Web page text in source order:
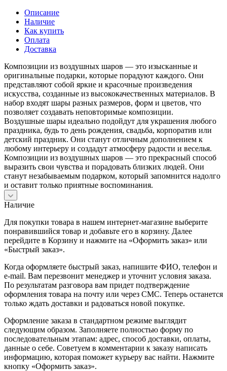
Описание
Наличие
Как купить
Оплата
Доставка
Композиции из воздушных шаров — это изысканные и
оригинальные подарки, которые порадуют каждого. Они
представляют собой яркие и красочные произведения
искусства, созданные из высококачественных материалов. В
набор входят шары разных размеров, форм и цветов, что
позволяет создавать неповторимые композиции.
Воздушные шары идеально подойдут для украшения любого
праздника, будь то день рождения, свадьба, корпоратив или
детский праздник. Они станут отличным дополнением к
любому интерьеру и создадут атмосферу радости и веселья.
Композиции из воздушных шаров — это прекрасный способ
выразить свои чувства и порадовать близких людей. Они
станут незабываемым подарком, который запомнится надолго
и оставит только приятные воспоминания.
Наличие
Для покупки товара в нашем интернет-магазине выберите
понравившийся товар и добавьте его в корзину. Далее
перейдите в Корзину и нажмите на «Оформить заказ» или
«Быстрый заказ».
Когда оформляете быстрый заказ, напишите ФИО, телефон и
e-mail. Вам перезвонит менеджер и уточнит условия заказа.
По результатам разговора вам придет подтверждение
оформления товара на почту или через СМС. Теперь останется
только ждать доставки и радоваться новой покупке.
Оформление заказа в стандартном режиме выглядит
следующим образом. Заполняете полностью форму по
последовательным этапам: адрес, способ доставки, оплаты,
данные о себе. Советуем в комментарии к заказу написать
информацию, которая поможет курьеру вас найти. Нажмите
кнопку «Оформить заказ».